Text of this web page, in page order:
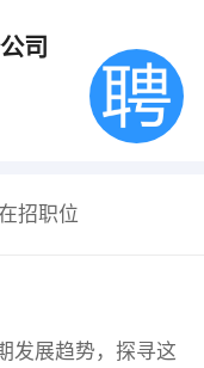
司
招职位
发展趋势，探寻这